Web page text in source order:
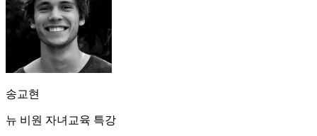
송교현
뉴 비원 자녀교육 특강